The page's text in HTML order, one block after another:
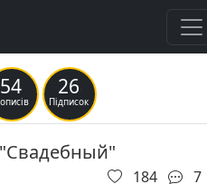
54 26
Підписок
184 7